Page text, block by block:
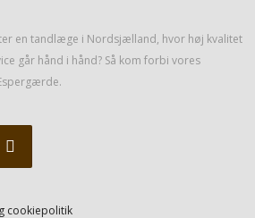
en tandlæge i Nordsjælland, hvor høj kvalitet
går hånd i hånd? Så kom forbi vores
cookiepolitik